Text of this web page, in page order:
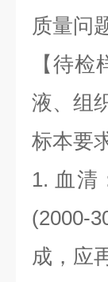
质量问
【待
液、组
标本要
1. 血清
(2000-
成，应